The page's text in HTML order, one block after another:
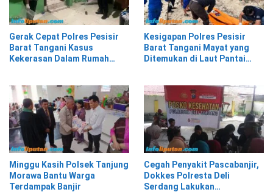
Gerak Cepat Polres Pesisir
Barat Tangani Kasus
Kekerasan Dalam Rumah
Kesigapan Polres Pesisir
Barat Tangani Mayat yang
Ditemukan di Laut Pantai
Minggu Kasih Polsek Tanjung
Morawa Bantu Warga
Terdampak Banjir
Cegah Penyakit Pascabanjir,
Dokkes Polresta Deli
Serdang Lakukan